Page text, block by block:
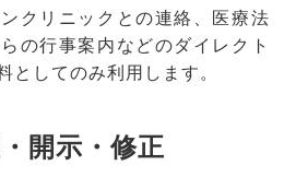
クリニックとの連絡、医療法
の行事案内などのダイレクト
としてのみ利用します。
開示・修正